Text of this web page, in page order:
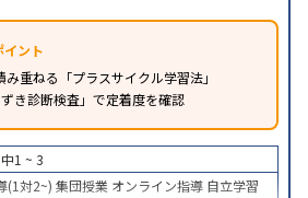
ント
重ねる「プラスサイクル学習法」
き診断検査」で定着度を確認
中1 ~ 3
(1対2~) 集団授業 オンライン指導 自立学習